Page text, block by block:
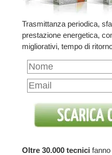
Trasmittanza periodica,
prestazione energetica,
migliorativi, tempo di
Oltre 30.000 tecnici